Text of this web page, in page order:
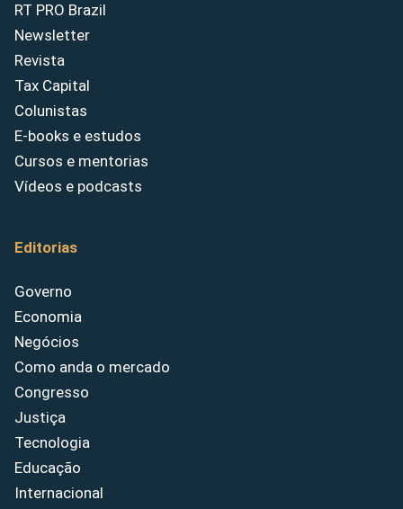
RT PRO Brazil
Newsletter
Revista
Tax Capital
Colunistas
E-books e estudos
Cursos e mentorias
Vídeos e podcasts
Editorias
Governo
Economia
Negócios
Como anda o mercado
Congresso
Justiça
Tecnologia
Educação
Internacional